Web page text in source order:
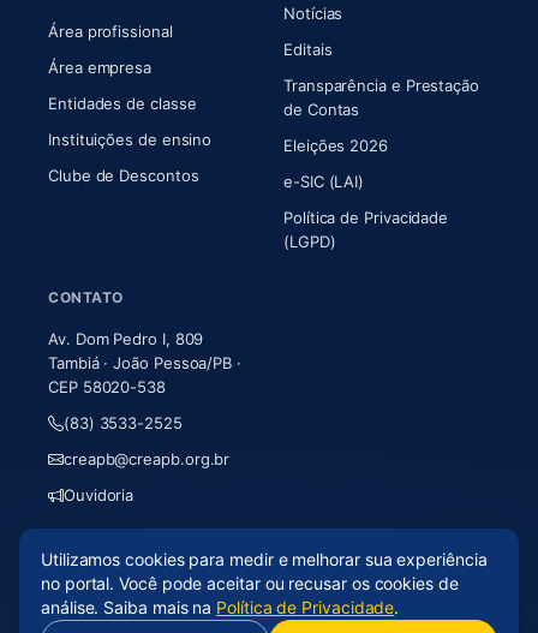
Área profissional
Área empresa
Entidades de classe
Instituições de ensino
Clube de Descontos
Notícias
Editais
Transparência e Prestação
de Contas
Eleições 2026
e-SIC (LAI)
Política de Privacidade
(LGPD)
CONTATO
Av. Dom Pedro I, 809
Tambiá · João Pessoa/PB ·
CEP 58020-538
(83) 3533-2525
creapb@creapb.org.br
Ouvidoria
© 2026 CREA-PB · Todos os direitos reservados
Acessibilidade
Mapa do site· LGPD
Utilizamos cookies para medir e melhorar sua experiência
no portal. Você pode aceitar ou recusar os cookies de
análise. Saiba mais na Política de Privacidade.